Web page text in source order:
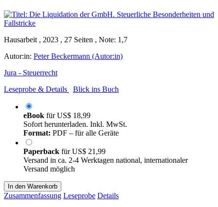
Hausarbeit , 2023 , 27 Seiten , Note: 1,7
Autor:in: Peter Beckermann (Autor:in)
Jura - Steuerrecht
Leseprobe & Details
Blick ins Buch
eBook fürUS$ 18,99
Sofort herunterladen. Inkl. MwSt.
Format: PDF – für alle Geräte
Paperback fürUS$ 21,99
Versand in ca. 2-4 Werktagen national, internationaler
Versand möglich
In den Warenkorb
Zusammenfassung Leseprobe Details